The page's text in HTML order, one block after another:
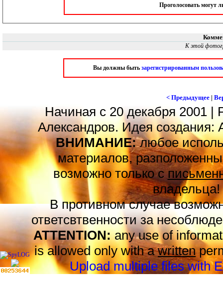
Проголосовать могут
К этой
Вы должны быть зарегистрированным
< Предыдущее |
Начиная с 20 декабря 2001 |
Александров. Идея создания:
ВНИМАНИЕ:любое
материалов,
возможно только с
владельца!
В противном случае
ответсвтвенности за
ATTENTION:any use of
is allowed only with awritten
Upload multiple files with